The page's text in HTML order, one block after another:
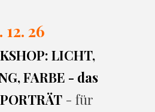
12. 26
LICHT,
FARBE - das
- für